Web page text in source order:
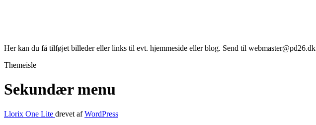
Her kan du få tilføjet billeder eller links til evt. hjemmeside eller blog. Send til webmaster@pd26.dk
Themeisle
Sekundær menu
Llorix One Lite drevet afWordPress